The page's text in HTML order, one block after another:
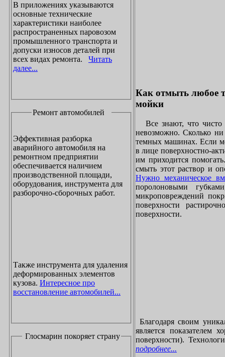
В приложениях указываются
основные технические
характеристики наиболее
распространенных паровозом
промышленного транспорта и
допуски износов деталей при
всех видах ремонта. Читать
далее...
Ремонт автомобилей
Эффективная разборка
аварийного автомобиля на
ремонтном предприятии
обеспечивается наличием
производственной площади,
оборудования, инструмента для
разборочно-сборочных работ.
Также инструмента для удаления
деформированных элементов
кузова. Интересное про
восстановление автомобилей...
Глосмарин покоряет страну
Как отмыть любое
мойки
Все знают, что чисто
невозможно. Сколько
темных машинах. Если
в лице поверхностно-
им приходится
смыть этот раствор и
Нужно механическое
поролоновыми
микроповреждений
поверхности
поверхности.
Благодаря своим
является показателем
поверхности).
подробнее...